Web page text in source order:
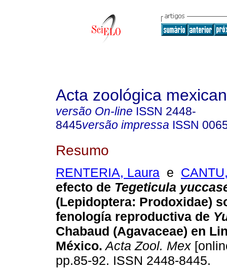
Acta zoológica
versão On-line ISSN 2448-
8445versão impressa ISSN
Resumo
RENTERIA, Laura e
efecto de Tegeticula
(Lepidoptera: Prodoxidae)
fenología reproductiva de
Chabaud (Agavaceae) en
México. Acta Zool. Mex
pp.85-92. ISSN 2448-8445.